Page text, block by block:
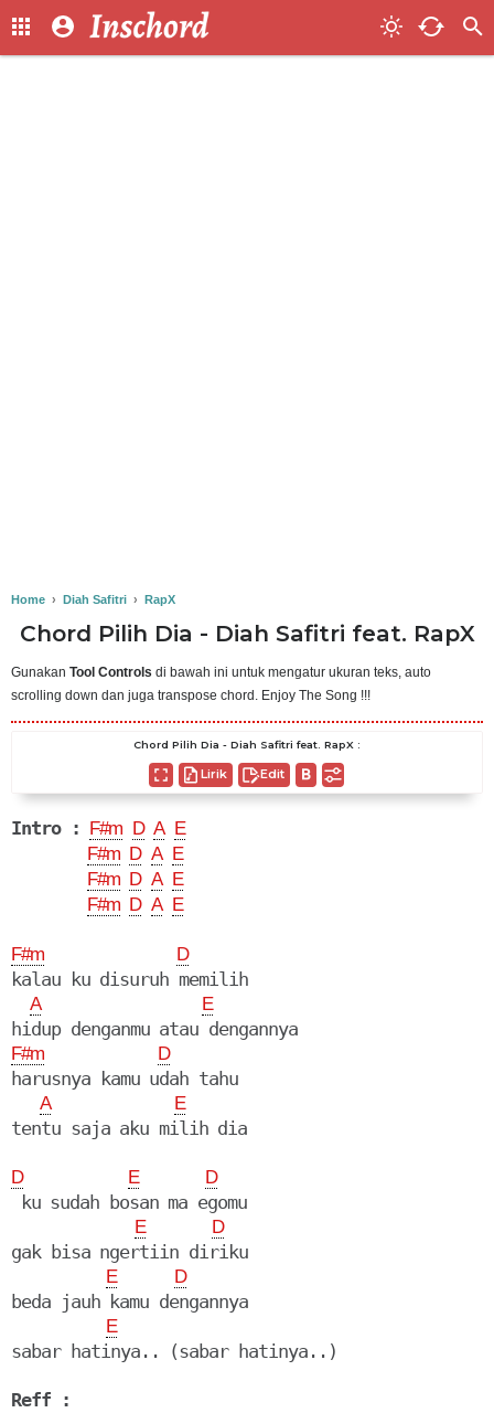
Home › Diah Safitri › RapX
Chord Pilih Dia - Diah Safitri feat. RapX
Gunakan Tool Controls di bawah ini untuk mengatur ukuran teks, auto
scrolling down dan juga transpose chord. Enjoy The Song !!!
Chord Pilih Dia - Diah Safitri feat. RapX :
Lirik Edit
Intro : F#m D A E
F#m D A E
F#m D A E
F#m D A E
F#m D
kalau ku disuruh memilih
A E
hidup denganmu atau dengannya
F#m D
harusnya kamu udah tahu
A E
D E D
ku sudah bosan ma egomu
E D
gak bisa ngertiin diriku
E D
beda jauh kamu dengannya
E
sabar hatinya.. (sabar hatinya..)
Reff :